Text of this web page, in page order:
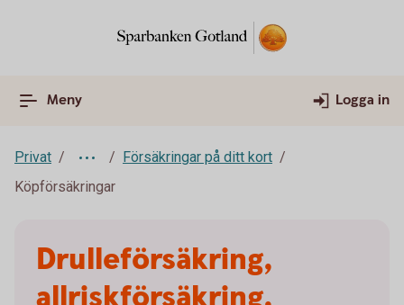
Meny Logga in
Privat
Försäkringar på ditt kort
Köpförsäkringar
Drulleförsäkring,